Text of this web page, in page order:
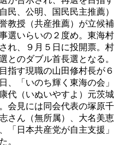
民、公明、国民民主推薦）
教授（共産推薦）が立候補
選いらいの２度め。東海村
れ、９月５日に投開票。村
とのダブル首長選となる。
指す現職の山田修村長が６
、「いのち輝く東海の会」
代（いぬいやすよ）元茨城
会見には同会代表の塚原千
さん（無所属）、大名美恵
「日本共産党が自主支援」
。